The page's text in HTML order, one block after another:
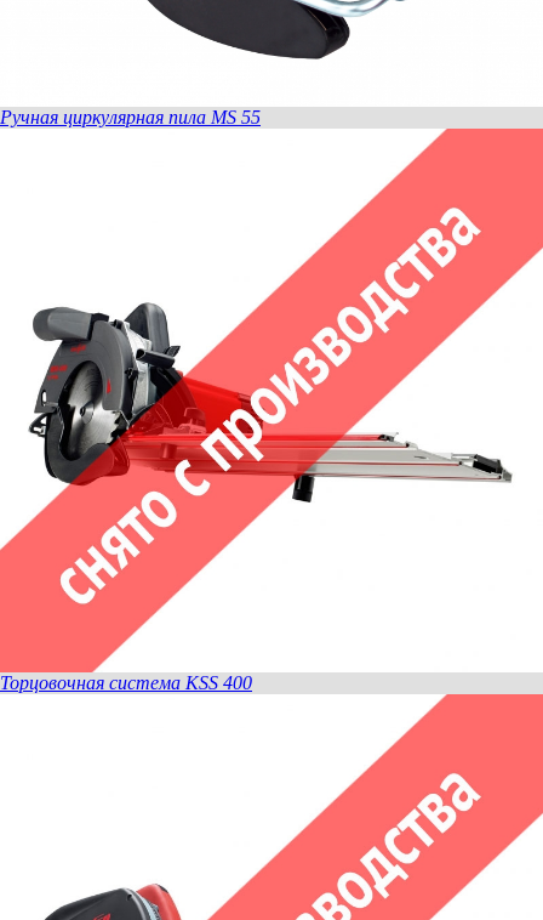
Ручная циркулярная пила MS 55
Торцовочная система KSS 400